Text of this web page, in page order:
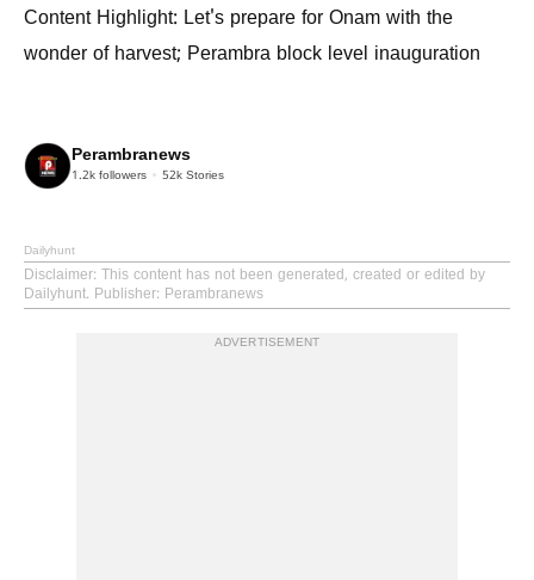
Content Highlight: Let's prepare for Onam with the
wonder of harvest; Perambra block level inauguration
Perambranews
1.2k followers 52k Stories
Dailyhunt
Disclaimer: This content has not been generated, created or edited by
Dailyhunt. Publisher: Perambranews
ADVERTISEMENT